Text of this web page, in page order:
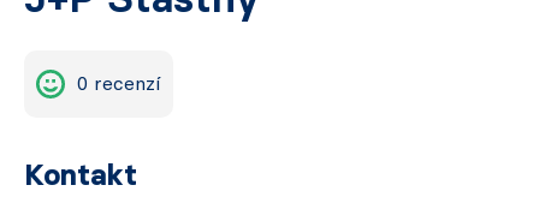
0 recenzí
Kontakt